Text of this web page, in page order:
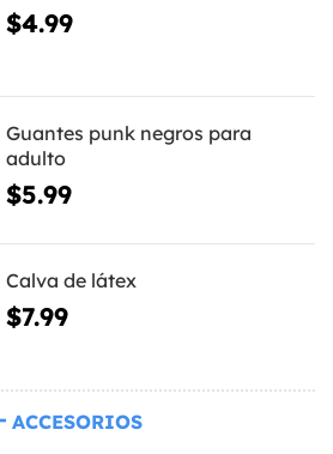
$4.99
Guantes punk negros para
adulto
$5.99
Calva de látex
$7.99
ACCESORIOS